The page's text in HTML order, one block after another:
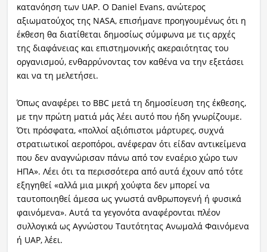
κατανόηση των UAP. Ο Daniel Evans, ανώτερος
αξιωματούχος της NASA, επισήμανε προηγουμένως ότι η
έκθεση θα διατίθεται δημοσίως σύμφωνα με τις αρχές
της διαφάνειας και επιστημονικής ακεραιότητας του
οργανισμού, ενθαρρύνοντας τον καθένα να την εξετάσει
και να τη μελετήσει.
Όπως αναφέρει το BBC μετά τη δημοσίευση της έκθεσης,
με την πρώτη ματιά μάς λέει αυτό που ήδη γνωρίζουμε.
Ότι πρόσφατα, «πολλοί αξιόπιστοι μάρτυρες, συχνά
στρατιωτικοί αεροπόροι, ανέφεραν ότι είδαν αντικείμενα
που δεν αναγνώρισαν πάνω από τον εναέριο χώρο των
ΗΠΑ». Λέει ότι τα περισσότερα από αυτά έχουν από τότε
εξηγηθεί «αλλά μια μικρή χούφτα δεν μπορεί να
ταυτοποιηθεί άμεσα ως γνωστά ανθρωπογενή ή φυσικά
φαινόμενα». Αυτά τα γεγονότα αναφέρονται πλέον
συλλογικά ως Αγνώστου Ταυτότητας Ανωμαλά Φαινόμενα
ή UAP, λέει.